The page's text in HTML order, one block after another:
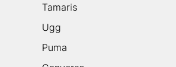
Tamaris
Ugg
Puma